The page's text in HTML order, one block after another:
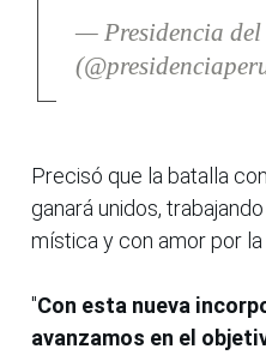
— Presidencia del
Precisó que la batalla
ganará unidos,
mística y con amor por la
"Con esta nueva
avanzamos en el